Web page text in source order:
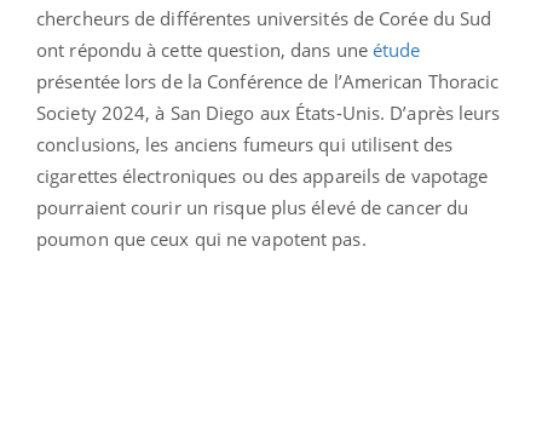
chercheurs de différentes universités de Corée du Sud
ont répondu à cette question, dans une étude
présentée lors de la Conférence de l’American Thoracic
Society 2024, à San Diego aux États-Unis. D’après leurs
conclusions, les anciens fumeurs qui utilisent des
cigarettes électroniques ou des appareils de vapotage
pourraient courir un risque plus élevé de cancer du
poumon que ceux qui ne vapotent pas.